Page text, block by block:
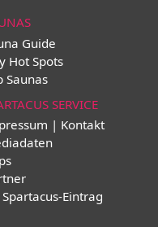
Guide
Hot Spots
Saunas
SERVICE
| Kontakt
Eintrag